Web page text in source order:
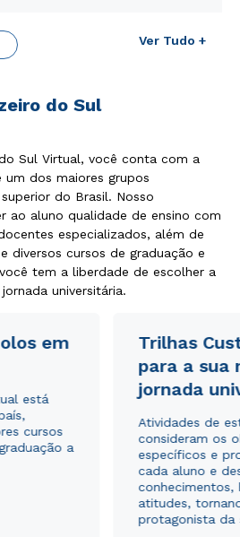
Ver Tudo +
do Sul
Sul Virtual, você conta com a
dos maiores grupos
do Brasil. Nosso
ao aluno qualidade de ensino com
especializados, além de
diversos cursos de graduação e
tem a liberdade de escolher a
universitária.
em
está
cursos
a
Trilhas
para a sua
jornada
Atividades de
consideram os
específicos e
cada aluno e
conhecimentos,
atitudes,
protagonista da
ou
sejam utilizados para o
Cruzeiro do Sul.